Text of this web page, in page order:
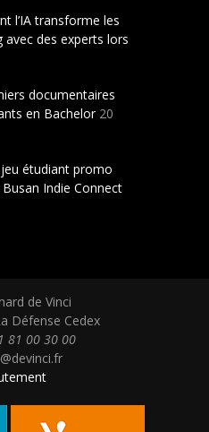
l’IA transforme les
des experts lors
documentaires
en Bachelor 20
jeu étudiant promo
Indie Connect
de Vinci
Défense Cedex
81 00 30 00